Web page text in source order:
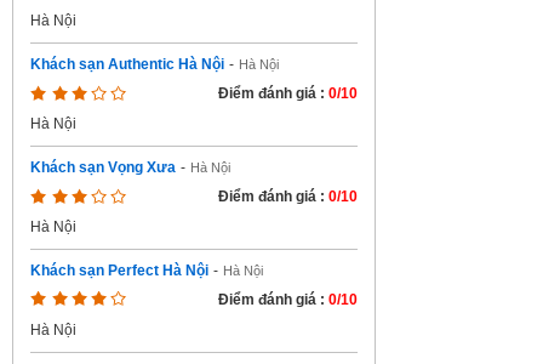
Hà Nội
Khách sạn Authentic Hà Nội - Hà Nội
Điểm đánh giá : 0/10
Hà Nội
Khách sạn Vọng Xưa - Hà Nội
Điểm đánh giá : 0/10
Hà Nội
Khách sạn Perfect Hà Nội - Hà Nội
Điểm đánh giá : 0/10
Hà Nội